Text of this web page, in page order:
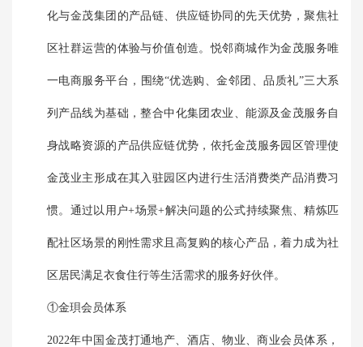
化与金茂集团的产品链、供应链协同的先天优势，聚焦社
区社群运营的体验与价值创造。悦邻商城作为金茂服务唯
一电商服务平台，围绕“优选购、金邻团、品质礼”三大系
列产品线为基础，整合中化集团农业、能源及金茂服务自
身战略资源的产品供应链优势，依托金茂服务园区管理使
金茂业主形成在其入驻园区内进行生活消费类产品消费习
惯。通过以用户+场景+解决问题的公式持续聚焦、精炼匹
配社区场景的刚性需求且高复购的核心产品，着力成为社
区居民满足衣食住行等生活需求的服务好伙伴。
①金珼会员体系
2022年中国金茂打通地产、酒店、物业、商业会员体系，